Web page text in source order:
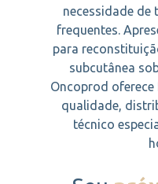
necessidade de
frequentes.
para
subcutânea
Oncoprod
qualidade,
técnico